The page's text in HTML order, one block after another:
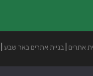
אתרים בניית אתרים באר שבע